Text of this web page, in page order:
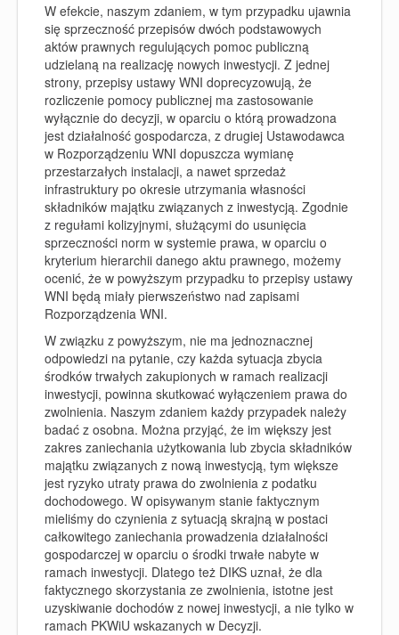
W efekcie, naszym zdaniem, w tym przypadku ujawnia
się sprzeczność przepisów dwóch podstawowych
aktów prawnych regulujących pomoc publiczną
udzielaną na realizację nowych inwestycji. Z jednej
strony, przepisy ustawy WNI doprecyzowują, że
rozliczenie pomocy publicznej ma zastosowanie
wyłącznie do decyzji, w oparciu o którą prowadzona
jest działalność gospodarcza, z drugiej Ustawodawca
w Rozporządzeniu WNI dopuszcza wymianę
przestarzałych instalacji, a nawet sprzedaż
infrastruktury po okresie utrzymania własności
składników majątku związanych z inwestycją. Zgodnie
z regułami kolizyjnymi, służącymi do usunięcia
sprzeczności norm w systemie prawa, w oparciu o
kryterium hierarchii danego aktu prawnego, możemy
ocenić, że w powyższym przypadku to przepisy ustawy
WNI będą miały pierwszeństwo nad zapisami
Rozporządzenia WNI.
W związku z powyższym, nie ma jednoznacznej
odpowiedzi na pytanie, czy każda sytuacja zbycia
środków trwałych zakupionych w ramach realizacji
inwestycji, powinna skutkować wyłączeniem prawa do
zwolnienia. Naszym zdaniem każdy przypadek należy
badać z osobna. Można przyjąć, że im większy jest
zakres zaniechania użytkowania lub zbycia składników
majątku związanych z nową inwestycją, tym większe
jest ryzyko utraty prawa do zwolnienia z podatku
dochodowego. W opisywanym stanie faktycznym
mieliśmy do czynienia z sytuacją skrajną w postaci
całkowitego zaniechania prowadzenia działalności
gospodarczej w oparciu o środki trwałe nabyte w
ramach inwestycji. Dlatego też DIKS uznał, że dla
faktycznego skorzystania ze zwolnienia, istotne jest
uzyskiwanie dochodów z nowej inwestycji, a nie tylko w
ramach PKWiU wskazanych w Decyzji.